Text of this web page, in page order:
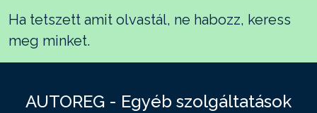
Ha tetszett amit olvastál, ne habozz, keress
meg minket.
AUTOREG - Egyéb szolgáltatások